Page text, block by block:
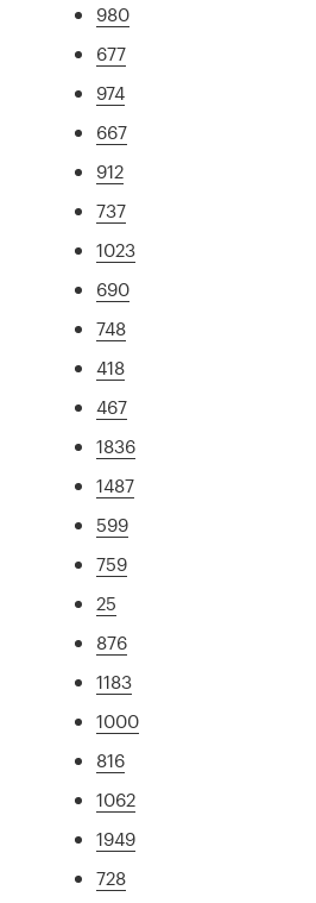
980
677
974
667
912
737
1023
690
748
418
467
1836
1487
599
759
25
876
1183
1000
816
1062
1949
728